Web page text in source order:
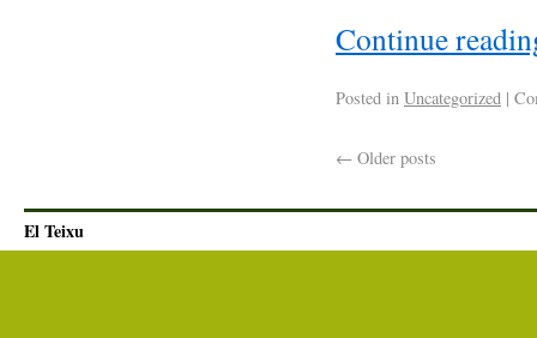
Continue
Posted in Uncategorized |
← Older posts
El Teixu